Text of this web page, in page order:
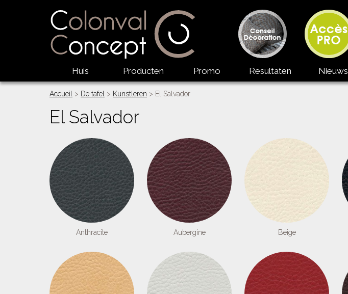
Huis Producten Promo Resultaten Nieuws
Accueil > De tafel > Kunstleren > El Salvador
El Salvador
Anthracite Aubergine Beige